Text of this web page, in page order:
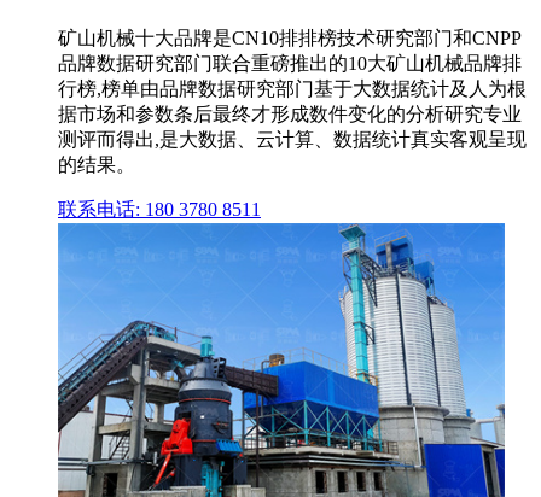
矿山机械十大品牌是CN10排排榜技术研究部门和CNPP
品牌数据研究部门联合重磅推出的10大矿山机械品牌排
行榜,榜单由品牌数据研究部门基于大数据统计及人为根
据市场和参数条后最终才形成数件变化的分析研究专业
测评而得出,是大数据、云计算、数据统计真实客观呈现
的结果。
联系电话: 180 3780 8511